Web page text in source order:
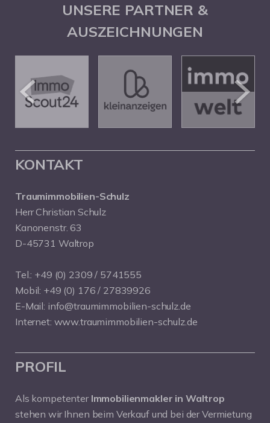
UNSERE PARTNER &
AUSZEICHNUNGEN
KONTAKT
Traumimmobilien-Schulz
Herr Christian Schulz
Kanonenstr. 63
D-45731 Waltrop
Tel.: +49 (0) 2309 / 5741555
Mobil: +49 (0) 176 / 27839926
E-Mail: info@traumimmobilien-schulz.de
Internet: www.traumimmobilien-schulz.de
PROFIL
Als kompetenter Immobilienmakler in Waltrop
stehen wir Ihnen beim Verkauf und bei der Vermietung